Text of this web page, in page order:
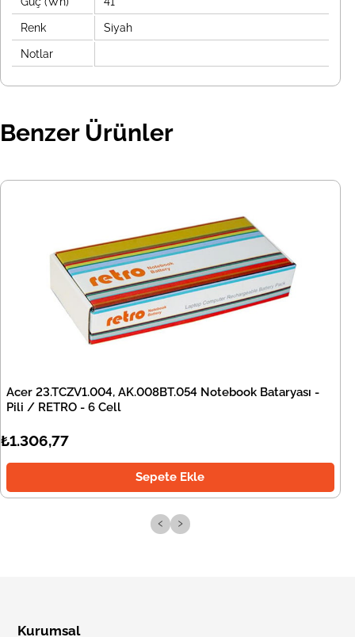
Renk Siyah
Notlar
Benzer Ürünler
Acer 23.TCZV1.004, AK.008BT.054 Notebook Bataryası -
Pili / RETRO - 6 Cell
₺1.306,77
Sepete Ekle
‹ ›
Kurumsal